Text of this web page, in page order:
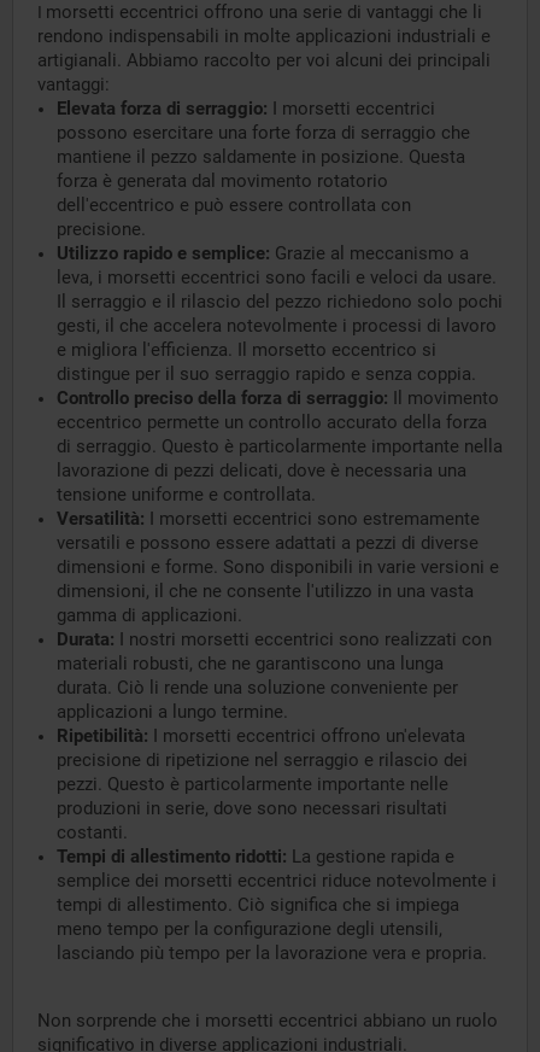
I morsetti eccentrici offrono una serie di vantaggi che li
rendono indispensabili in molte applicazioni industriali e
artigianali. Abbiamo raccolto per voi alcuni dei principali
vantaggi:
Elevata forza di serraggio: I morsetti eccentrici
possono esercitare una forte forza di serraggio che
mantiene il pezzo saldamente in posizione. Questa
forza è generata dal movimento rotatorio
dell'eccentrico e può essere controllata con
precisione.
Utilizzo rapido e semplice: Grazie al meccanismo a
leva, i morsetti eccentrici sono facili e veloci da usare.
Il serraggio e il rilascio del pezzo richiedono solo pochi
gesti, il che accelera notevolmente i processi di lavoro
e migliora l'efficienza. Il morsetto eccentrico si
distingue per il suo serraggio rapido e senza coppia.
Controllo preciso della forza di serraggio: Il movimento
eccentrico permette un controllo accurato della forza
di serraggio. Questo è particolarmente importante nella
lavorazione di pezzi delicati, dove è necessaria una
tensione uniforme e controllata.
Versatilità: I morsetti eccentrici sono estremamente
versatili e possono essere adattati a pezzi di diverse
dimensioni e forme. Sono disponibili in varie versioni e
dimensioni, il che ne consente l'utilizzo in una vasta
gamma di applicazioni.
Durata: I nostri morsetti eccentrici sono realizzati con
materiali robusti, che ne garantiscono una lunga
durata. Ciò li rende una soluzione conveniente per
applicazioni a lungo termine.
Ripetibilità: I morsetti eccentrici offrono un'elevata
precisione di ripetizione nel serraggio e rilascio dei
pezzi. Questo è particolarmente importante nelle
produzioni in serie, dove sono necessari risultati
costanti.
Tempi di allestimento ridotti: La gestione rapida e
semplice dei morsetti eccentrici riduce notevolmente i
tempi di allestimento. Ciò significa che si impiega
meno tempo per la configurazione degli utensili,
lasciando più tempo per la lavorazione vera e propria.
Non sorprende che i morsetti eccentrici abbiano un ruolo
significativo in diverse applicazioni industriali.